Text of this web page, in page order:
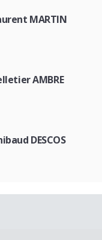
MARTIN
AMBRE
DESCOS